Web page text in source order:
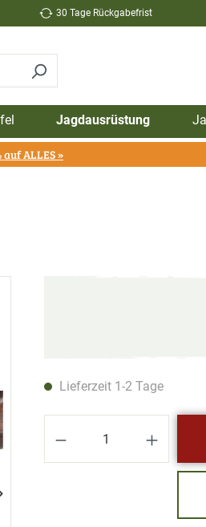
30 Tage Rückgabefrist
Jagdausrüstung
auf ALLES »
Lieferzeit 1-2 Tage
Produkt Anzahl: